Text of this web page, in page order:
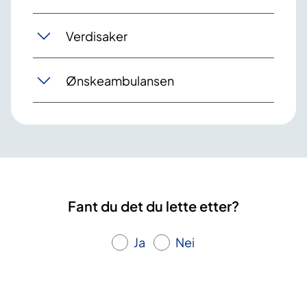
Verdisaker
Ønskeambulansen
Fant du det du lette etter?
Ja Nei